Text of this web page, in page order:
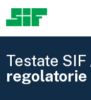
Testate SIF
regolatorie